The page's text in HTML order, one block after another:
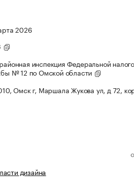
2026
инспекция Федеральной
№ 12 по Омской области
Омск г, Маршала Жукова ул, д 72,
дизайна